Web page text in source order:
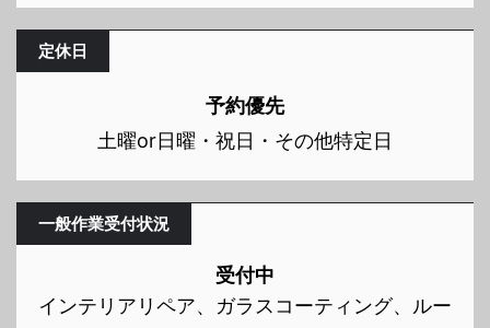
定休日
予約優先
土曜or日曜・祝日・その他特定日
一般作業受付状況
受付中
インテリアリペア、ガラスコーティング、ルー